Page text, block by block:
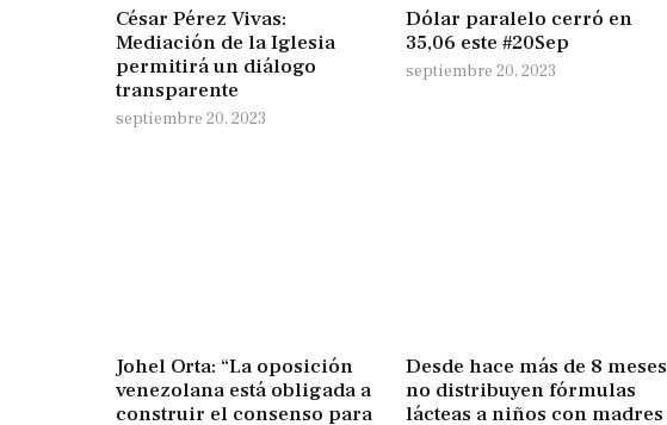
César Pérez Vivas:
Mediación de la Iglesia
permitirá un diálogo
transparente
septiembre 20, 2023
Dólar paralelo cerró en
35,06 este #20Sep
septiembre 20, 2023
Johel Orta: “La oposición
venezolana está obligada a
construir el consenso para
Desde hace más de 8 meses
no distribuyen fórmulas
lácteas a niños con madres